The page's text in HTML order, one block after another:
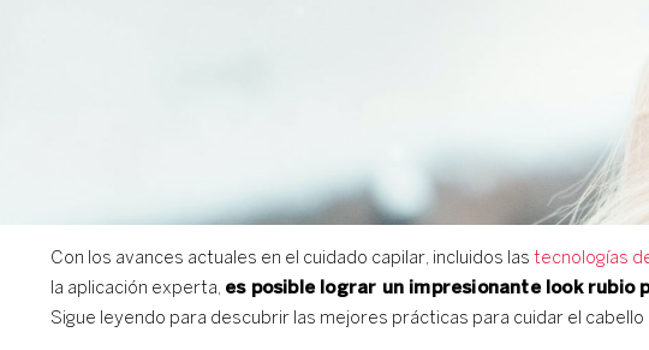
Con los avances actuales en el cuidado capilar, incluidos las tecnologías
la aplicación experta, es posible lograr un impresionante look rubio
Sigue leyendo para descubrir las mejores prácticas para cuidar el